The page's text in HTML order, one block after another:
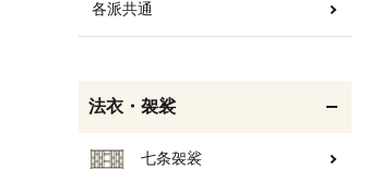
各派共通
法衣・袈裟
七条袈裟